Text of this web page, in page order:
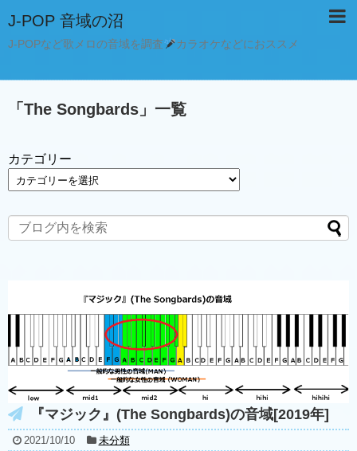
J-POP 音域の沼
J-POPなど歌メロの音域を調査 カラオケなどにおススメ
「 The Songbards 」 一覧
カテゴリー
『マジック』(The Songbards)の音域[2019年]
2021/10/10 未分類